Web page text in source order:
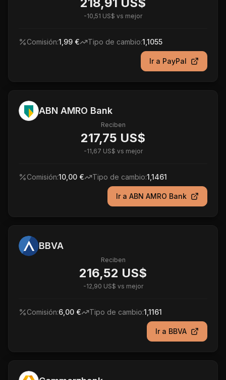
-10,51 US$ vs mejor
Comisión:1,99 € Tipo de cambio:1,1055
Ir a PayPal
ABN AMRO Bank
Reciben
217,75 US$
-11,67 US$ vs mejor
Comisión:10,00 € Tipo de cambio:1,1461
Ir a ABN AMRO Bank
BBVA
Reciben
216,52 US$
-12,90 US$ vs mejor
Comisión:6,00 € Tipo de cambio:1,1161
Ir a BBVA